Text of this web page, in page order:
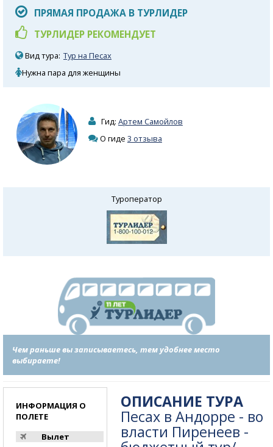
ПРЯМАЯ ПРОДАЖА В ТУРЛИДЕР
ТУРЛИДЕР РЕКОМЕНДУЕТ
Вид тура: Тур на Песах
Нужна пара для женщины
Гид: Артем Самойлов
О гиде 3 отзыва
Туроператор
Чем раньше вы записываетесь, тем удобнее место
выбираете!
ОПИСАНИЕ ТУРА
Песах в Андорре - во
власти Пиренеев -
ИНФОРМАЦИЯ О
ПОЛЕТЕ
Вылет